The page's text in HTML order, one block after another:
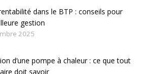
dans le BTP : conseils pour
gestion
2025
d’une pompe à chaleur : ce que tout
doit savoir